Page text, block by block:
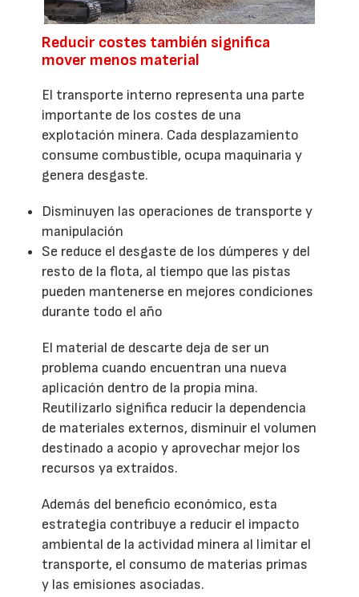
Reducir costes también significa
mover menos material
El transporte interno representa una parte
importante de los costes de una
explotación minera. Cada desplazamiento
consume combustible, ocupa maquinaria y
genera desgaste.
Disminuyen las operaciones de transporte y
manipulación
Se reduce el desgaste de los dúmperes y del
resto de la flota, al tiempo que las pistas
pueden mantenerse en mejores condiciones
durante todo el año
El material de descarte deja de ser un
problema cuando encuentran una nueva
aplicación dentro de la propia mina.
Reutilizarlo significa reducir la dependencia
de materiales externos, disminuir el volumen
destinado a acopio y aprovechar mejor los
recursos ya extraídos.
Además del beneficio económico, esta
estrategia contribuye a reducir el impacto
ambiental de la actividad minera al limitar el
transporte, el consumo de materias primas
y las emisiones asociadas.